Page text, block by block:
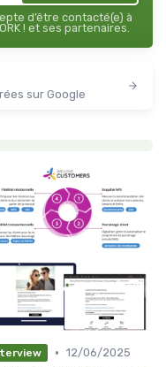
d’être contacté(e) à
! et ses partenaires.
sur Google
• 12/06/2025